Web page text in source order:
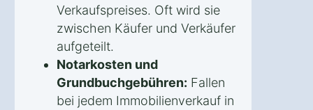
Verkaufspreises. Oft wird sie
zwischen Käufer und Verkäufer
aufgeteilt.
Notarkosten und
Grundbuchgebühren: Fallen
bei jedem Immobilienverkauf in